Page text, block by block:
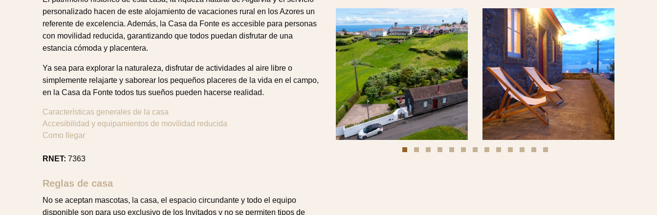
personalizado hacen de este alojamiento de vacaciones rural en los Azores un
referente de excelencia. Además, la Casa da Fonte es accesible para personas
con movilidad reducida, garantizando que todos puedan disfrutar de una
estancia cómoda y placentera.
Ya sea para explorar la naturaleza, disfrutar de actividades al aire libre o
simplemente relajarte y saborear los pequeños placeres de la vida en el campo,
en la Casa da Fonte todos tus sueños pueden hacerse realidad.
Características generales de la casa
Accesibilidad y equipamientos de movilidad reducida
Como llegar
RNET: 7363
Reglas de casa
No se aceptan mascotas, la casa, el espacio circundante y todo el equipo
disponible son para uso exclusivo de los Invitados y no se permiten tipos de